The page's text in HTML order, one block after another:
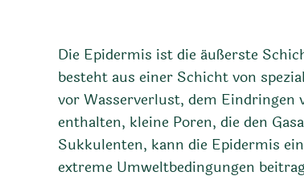
Die Epidermis ist die äußerste
besteht aus einer Schicht von
vor Wasserverlust, dem
enthalten, kleine Poren, die den
Sukkulenten, kann die Epidermis
extreme Umweltbedingungen